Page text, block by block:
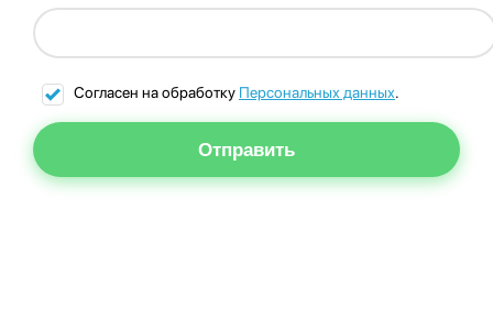
Согласен на обработку Персональных данных.
Отправить